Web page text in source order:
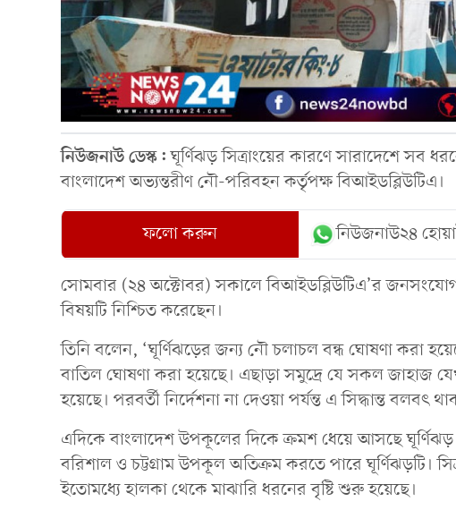
নিউজনাউ ডেস্ক:ঘূর্ণিঝড় সিত্রাংয়ের কারণে সারাদেশে সব
বাংলাদেশ অভ্যন্তরীণ নৌ-পরিবহন কর্তৃপক্ষ বিআইডব্লিউটিএ।
ফলো করুন নিউজনাউ২৪
সোমবার (২৪ অক্টোবর) সকালে বিআইডব্লিউটিএ’র
বিষয়টি নিশ্চিত করেছেন।
তিনি বলেন, ‘ঘূর্ণিঝড়ের জন্য নৌ চলাচল বন্ধ ঘোষণা করা
বাতিল ঘোষণা করা হয়েছে। এছাড়া সমুদ্রে যে সকল জাহাজ
হয়েছে। পরবর্তী নির্দেশনা না দেওয়া পর্যন্ত এ সিদ্ধান্ত বলবৎ
এদিকে বাংলাদেশ উপকূলের দিকে ক্রমশ ধেয়ে আসছে ঘূর্ণিঝড়
বরিশাল ও চট্টগ্রাম উপকূল অতিক্রম করতে পারে ঘূর্ণিঝড়টি।
ইতোমধ্যে হালকা থেকে মাঝারি ধরনের বৃষ্টি শুরু হয়েছে।